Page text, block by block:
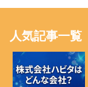
人気記事一覧